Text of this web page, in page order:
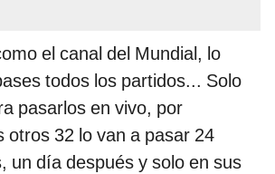
el canal del Mundial, lo
todos los partidos... Solo
pasarlos en vivo, por
otros 32 lo van a pasar 24
un día después y solo en sus